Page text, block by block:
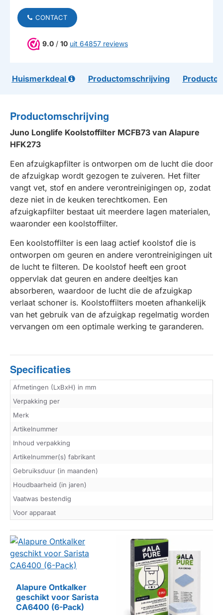
CONTACT
9.0 / 10 uit 64857 reviews
Huismerkdeal Productomschrijving
Productomschrijving
Juno Longlife Koolstoffilter MCFB73 van Alapure
HFK273
Een afzuigkapfilter is ontworpen om de lucht die door
de afzuigkap wordt gezogen te zuiveren. Het filter
vangt vet, stof en andere verontreinigingen op, zodat
deze niet in de keuken terechtkomen. Een
afzuigkapfilter bestaat uit meerdere lagen materialen,
waaronder een koolstoffilter.
Een koolstoffilter is een laag actief koolstof die is
ontworpen om geuren en andere verontreinigingen uit
de lucht te filteren. De koolstof heeft een groot
oppervlak dat geuren en andere deeltjes kan
absorberen, waardoor de lucht die de afzuigkap
verlaat schoner is. Koolstoffilters moeten afhankelijk
van het gebruik van de afzuigkap regelmatig worden
vervangen om een optimale werking te garanderen.
Specificaties
Afmetingen (LxBxH) in mm
Verpakking per
Merk
Artikelnummer
Inhoud verpakking
Artikelnummer(s) fabrikant
Gebruiksduur (in maanden)
Houdbaarheid (in jaren)
Vaatwas bestendig
Voor apparaat
HUISMERK
Alapure Ontkalker
geschikt voor Sarista
CA6400 (6-Pack)